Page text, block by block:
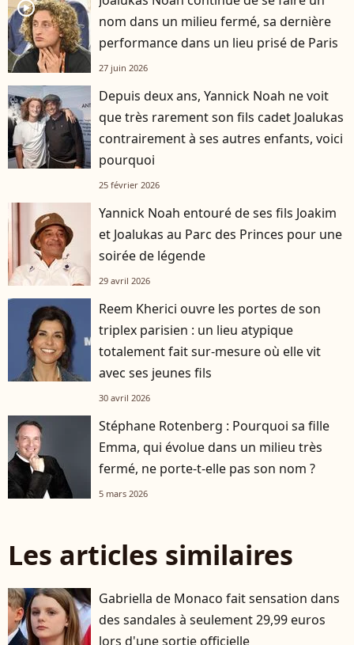
player2
nom dans un milieu fermé, sa dernière
performance dans un lieu prisé de Paris
27 juin 2026
Depuis deux ans, Yannick Noah ne voit
que très rarement son fils cadet Joalukas
contrairement à ses autres enfants, voici
pourquoi
25 février 2026
Yannick Noah entouré de ses fils Joakim
et Joalukas au Parc des Princes pour une
soirée de légende
29 avril 2026
Reem Kherici ouvre les portes de son
triplex parisien : un lieu atypique
totalement fait sur-mesure où elle vit
avec ses jeunes fils
30 avril 2026
Stéphane Rotenberg : Pourquoi sa fille
Emma, qui évolue dans un milieu très
fermé, ne porte-t-elle pas son nom ?
5 mars 2026
Les articles similaires
Gabriella de Monaco fait sensation dans
des sandales à seulement 29,99 euros
lors d'une sortie officielle